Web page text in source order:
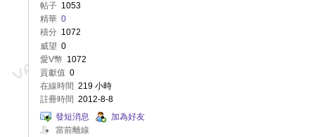
帖子 1053
精華 0
積分 1072
威望 0
愛V幣 1072
貢獻值 0
在線時間 219 小時
註冊時間 2012-8-8
發短消息
加為好友
當前離線